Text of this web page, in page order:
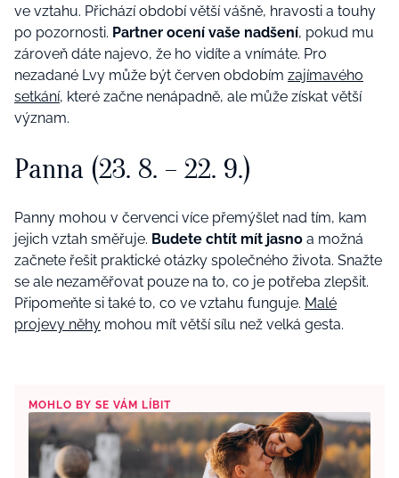
ve vztahu. Přichází období větší vášně, hravosti a touhy
po pozornosti. Partner ocení vaše nadšení, pokud mu
zároveň dáte najevo, že ho vidíte a vnímáte. Pro
nezadané Lvy může být červen obdobím zajímavého
setkání, které začne nenápadně, ale může získat větší
význam.
Panna (23. 8. – 22. 9.)
Panny mohou v červenci více přemýšlet nad tím, kam
jejich vztah směřuje. Budete chtít mít jasno a možná
začnete řešit praktické otázky společného života. Snažte
se ale nezaměřovat pouze na to, co je potřeba zlepšit.
Připomeňte si také to, co ve vztahu funguje. Malé
projevy něhy mohou mít větší sílu než velká gesta.
MOHLO BY SE VÁM LÍBIT